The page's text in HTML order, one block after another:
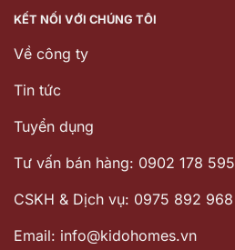
KẾT NỐI VỚI CHÚNG TÔI
Về công ty
Tin tức
Tuyển dụng
Tư vấn bán hàng: 0902 178 595
CSKH & Dịch vụ: 0975 892 968
Email: info@kidohomes.vn